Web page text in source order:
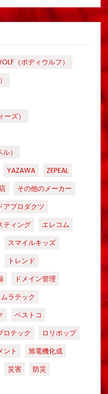
（ボディウルフ）
ズ）
）
YAZAWA
ZEPEAL
その他のメーカー
アプロダクツ
ティング
エレコム
スマイルキッズ
トレンド
ドメイン管理
ムラテック
ベストコ
ロテック
ロリポップ
ント
旭電機化成
災害
防災